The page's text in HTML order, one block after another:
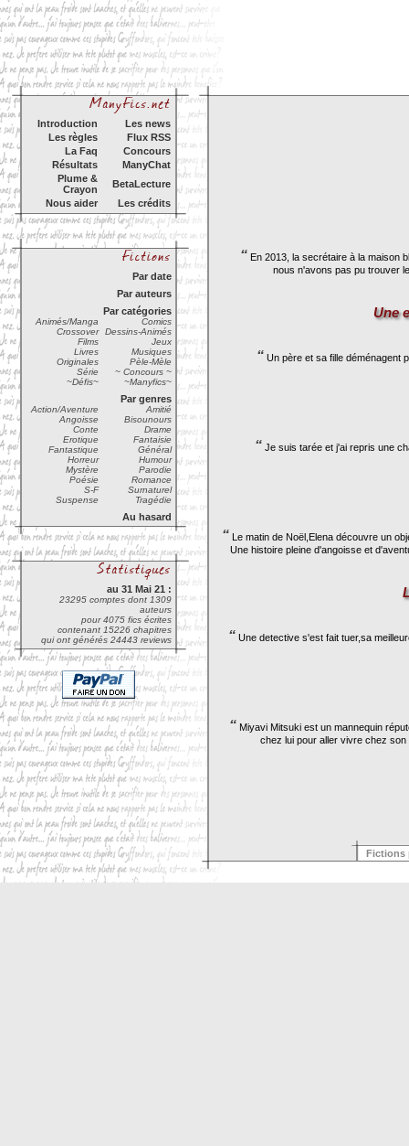
Introduction
Les news
Les règles
Flux RSS
La Faq
Concours
Résultats
ManyChat
Plume &
Crayon
BetaLecture
Nous aider
Les crédits
Par date
Par auteurs
Par catégories
Animés/Manga
Comics
Crossover
Dessins-Animés
Films
Jeux
Livres
Musiques
Originales
Pèle-Mèle
Série
~ Concours ~
~Défis~
~Manyfics~
Par genres
Action/Aventure
Amitié
Angoisse
Bisounours
Conte
Drame
Erotique
Fantaisie
Fantastique
Général
Horreur
Humour
Mystère
Parodie
Poésie
Romance
S-F
Surnaturel
Suspense
Tragédie
Au hasard
au 31 Mai 21 :
23295 comptes dont 1309
auteurs
pour 4075 fics écrites
contenant 15226 chapitres
qui ont générés 24443 reviews
“ En 2013, la secrétaire à la maison
nous n'avons pas pu trouver
Une
“ Un père et sa fille déménagent
“ Je suis tarée et j'ai repris une
“ Le matin de Noël,Elena découvre un
Une histoire pleine d'angoisse et
“ Une detective s'est fait tuer,sa
“ Miyavi Mitsuki est un mannequin
chez lui pour aller vivre chez
Fictions